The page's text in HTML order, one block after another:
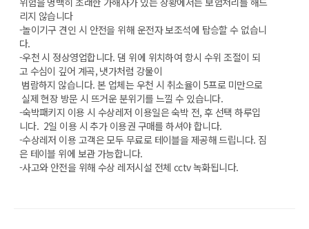
리지 않습니다
-놀이기구 견인 시 안전을 위해 운전자 보조석에 탑승할 수 없습니
다.
-우천 시 정상영업합니다. 댐 위에 위치하여 항시 수위 조절이 되
고 수심이 깊어 계곡, 냇가처럼 강물이
범람하지 않습니다. 본 업체는 우천 시 취소율이 5프로 미만으로
실제 현장 방문 시 뜨거운 분위기를 느낄 수 있습니다.
-숙박패키지 이용 시 수상레저 이용일은 숙박 전, 후 선택 하루입
니다. 2일 이용 시 추가 이용권 구매를 하셔야 합니다.
-수상레저 이용 고객은 모두 무료로 테이블을 제공해 드립니다. 짐
은 테이블 위에 보관 가능합니다.
-사고와 안전을 위해 수상 레저시설 전체 cctv 녹화됩니다.